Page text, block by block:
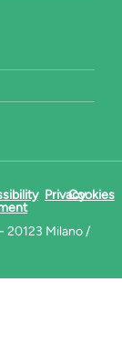
20123 Milano /
PrivacyCookies